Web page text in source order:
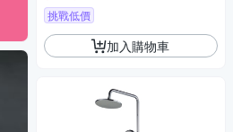
挑戰低價
加入購物車